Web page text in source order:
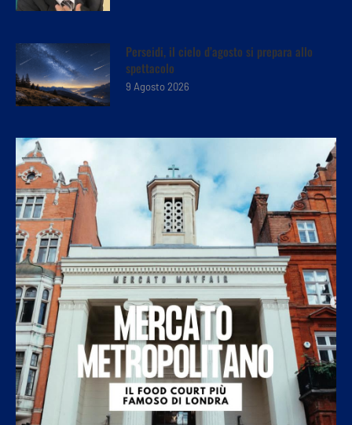
Perseidi, il cielo d’agosto si prepara allo
spettacolo
9 Agosto 2026